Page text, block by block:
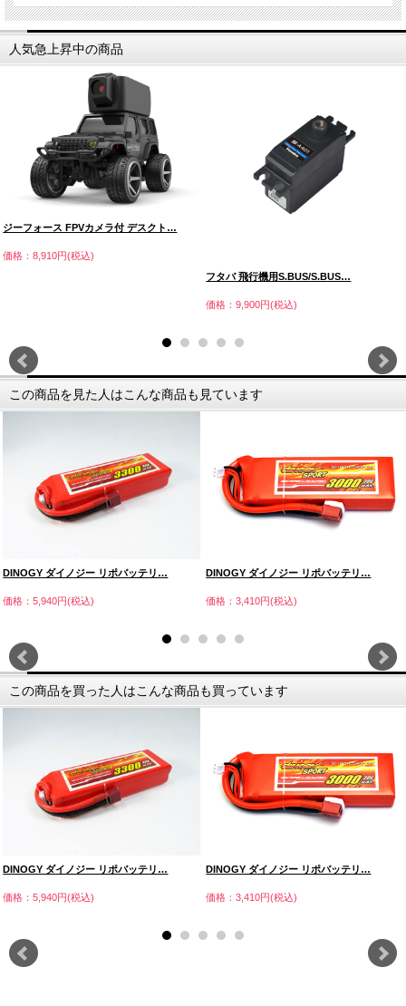
人気急上昇中の商品
ジーフォース FPVカメラ付 デスクト…
価格：8,910円(税込)
フタバ 飛行機用S.BUS/S.BUS…
価格：9,900円(税込)
この商品を見た人はこんな商品も見ています
DINOGY ダイノジー リポバッテリ…
価格：5,940円(税込)
DINOGY ダイノジー リポバッテリ…
価格：3,410円(税込)
この商品を買った人はこんな商品も買っています
DINOGY ダイノジー リポバッテリ…
価格：5,940円(税込)
DINOGY ダイノジー リポバッテリ…
価格：3,410円(税込)